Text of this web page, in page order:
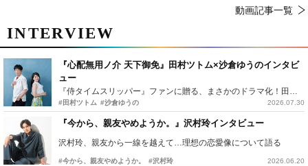
動画記事一覧
INTERVIEW
『心配無用ノ介 天下御免』田村ツトム×沙倉ゆうのインタビ
ュー
『侍タイムスリッパー』ファンに贈る、まさかのドラマ化！田村ツトム×沙倉ゆうのが語る『心配無用ノ介』撮影秘話
#田村ツトム #沙倉ゆうの 2026.07.30
『今から、親友やめようか。』沢村玲インタビュー
沢村玲、親友から一線を越えて…理想の恋愛像について語る
#今から、親友やめようか。 #沢村玲 2026.06.20